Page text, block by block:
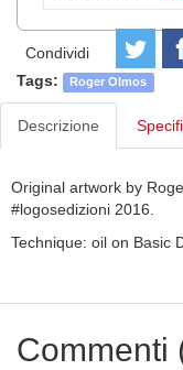
Condividi
Tags:
Roger Olmos
Descrizione
Original artwork by
#logosedizioni 2016.
Technique: oil on Basic
Commenti